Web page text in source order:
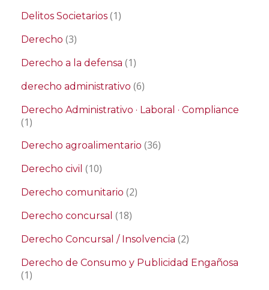
Delitos Societarios (1)
Derecho (3)
Derecho a la defensa (1)
derecho administrativo (6)
Derecho Administrativo · Laboral · Compliance
(1)
Derecho agroalimentario (36)
Derecho civil (10)
Derecho comunitario (2)
Derecho concursal (18)
Derecho Concursal / Insolvencia (2)
Derecho de Consumo y Publicidad Engañosa
(1)